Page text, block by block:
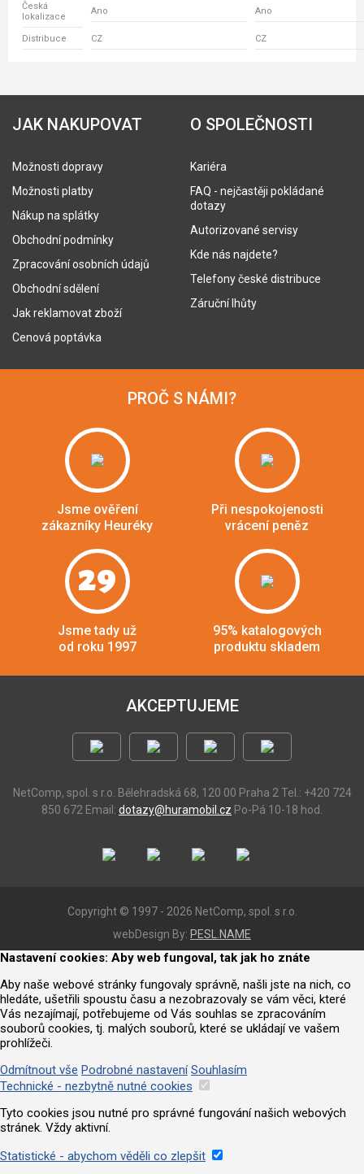
Česká
lokalizace
Ano Ano
Distribuce CZ CZ
JAK NAKUPOVAT
Možnosti dopravy
Možnosti platby
Nákup na splátky
Obchodní podmínky
Zpracování osobních údajů
Obchodní sdělení
Jak reklamovat zboží
Cenová poptávka
O SPOLEČNOSTI
Kariéra
FAQ - nejčastěji pokládané
dotazy
Autorizované servisy
Kde nás najdete?
Telefony české distribuce
Záruční lhůty
PROČ S NÁMI?
Jsme ověření
zákazníky Heuréky
Při nespokojenosti
vrácení peněz
29
Jsme tady už
od roku 1997
95% katalogových
produktu skladem
AKCEPTUJEME
NetComp, spol. s r.o. Bělehradská 68, 120 00 Praha 2 Tel.: +420 724
850 672 Email: dotazy@huramobil.cz Po-Pá 10-18 hod.
Copyright © 1997 - 2026 NetComp, spol. s r.o.
webDesign By: PESL.NAME
Nastavení cookies: Aby web fungoval, tak jak ho znáte
Aby naše webové stránky fungovaly správně, našli jste na nich, co
hledáte, ušetřili spoustu času a nezobrazovaly se vám věci, které
Vás nezajímají, potřebujeme od Vás souhlas se zpracováním
souborů cookies, tj. malých souborů, které se ukládají ve vašem
prohlížeči.
Odmítnout vše Podrobné nastavení Souhlasím
Technické - nezbytně nutné cookies
Tyto cookies jsou nutné pro správné fungování našich webových
stránek. Vždy aktivní.
Statistické - abychom věděli co zlepšit